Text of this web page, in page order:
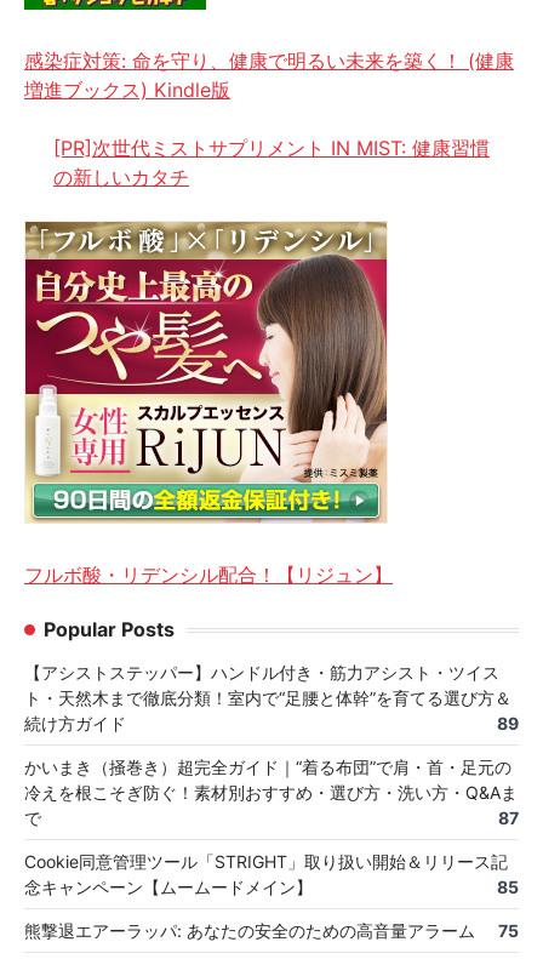
感染症対策: 命を守り、健康で明るい未来を築く！ (健康
増進ブックス) Kindle版
[PR]次世代ミストサプリメント IN MIST: 健康習慣
の新しいカタチ
フルボ酸・リデンシル配合！【リジュン】
Popular Posts
【アシストステッパー】ハンドル付き・筋力アシスト・ツイス
ト・天然木まで徹底分類！室内で“足腰と体幹”を育てる選び方＆
続け方ガイド
89
かいまき（掻巻き）超完全ガイド｜“着る布団”で肩・首・足元の
冷えを根こそぎ防ぐ！素材別おすすめ・選び方・洗い方・Q&Aま
で
87
Cookie同意管理ツール「STRIGHT」取り扱い開始＆リリース記
念キャンペーン【ムームードメイン】
85
熊撃退エアーラッパ: あなたの安全のための高音量アラーム 75